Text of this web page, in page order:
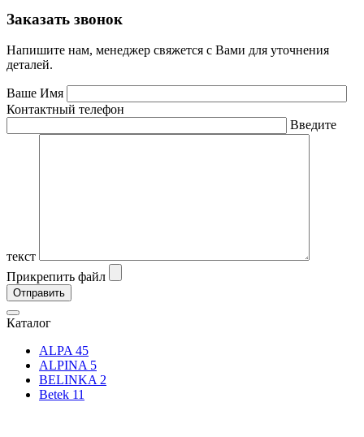
Заказать звонок
Напишите нам, менеджер свяжется с Вами для уточнения
деталей.
Ваше Имя
Контактный телефон
Введите
текст
Прикрепить файл
Каталог
ALPA 45
ALPINA 5
BELINKA 2
Betek 11